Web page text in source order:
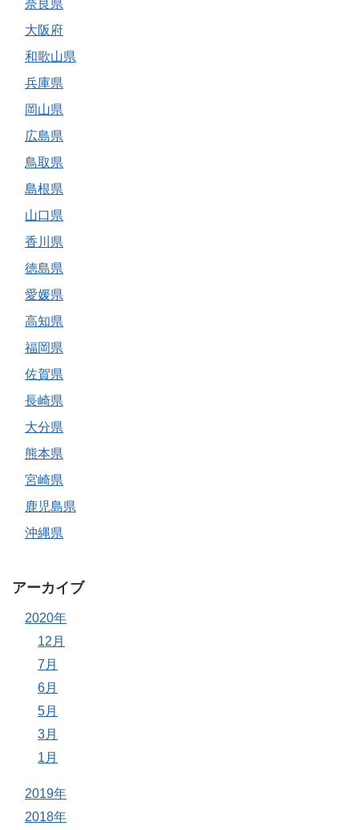
奈良県
大阪府
和歌山県
兵庫県
岡山県
広島県
鳥取県
島根県
山口県
香川県
徳島県
愛媛県
高知県
福岡県
佐賀県
長崎県
大分県
熊本県
宮崎県
鹿児島県
沖縄県
アーカイブ
2020年
12月
7月
6月
5月
3月
1月
2019年
2018年